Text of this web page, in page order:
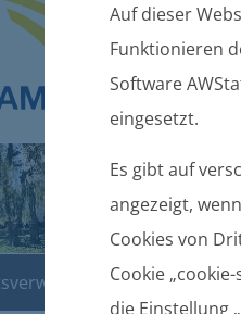
Auf dieser
Funktionieren
Software
eingesetzt.
Es gibt auf
angezeigt,
Cookies von
Cookie
die Einstellung